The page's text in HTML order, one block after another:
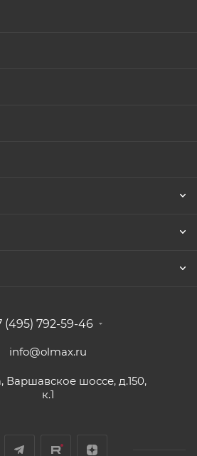
(495) 792-59-46
info@olmax.ru
Варшавское шоссе, д.150,
к.1